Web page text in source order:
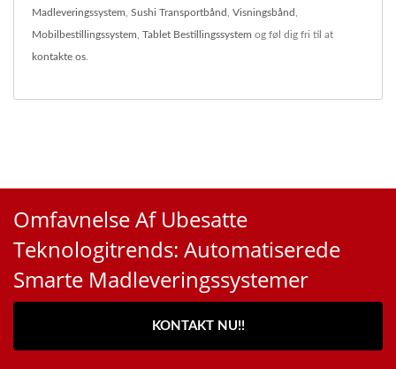
Madleveringssystem Sushi Transportbånd Visningsbånd
Mobilbestillingssystem Tablet Bestillingssystem og føl dig fri til at
kontakte os
Omfavnelse Af Ubesatte
Teknologitrends: Automatiserede
Smarte Madleveringssystemer
KONTAKT NU!!